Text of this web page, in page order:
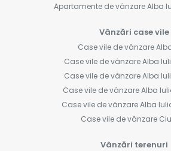
Apartamente de vânzare Alba
Vânzări case vile
Case vile de vânzare
Case vile de vânzare Alba
Case vile de vânzare Alba
Case vile de vânzare Alba
Case vile de vânzare Alba
Case vile de vânzare
Vânzări terenuri